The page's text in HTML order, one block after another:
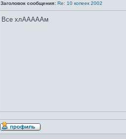
Заголовок сообщения: Re: 10 копеек 2002
Все хлАААААм